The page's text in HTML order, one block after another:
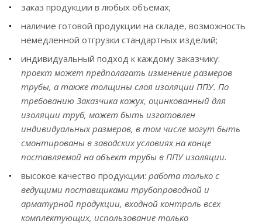
Персональные размеры
под ваш объект
Часто типовые размеры не подходят для сложных
инженерных узлов или фасонных элементов
(отводов, тройников, арматуры). В таких случаях
мы изготавливаем детали по чертежам заказчика.
Завод принимает заявки любой сложности:
изготовление кожухов из оцинкованной стали
проходит под контролем квалифицированных
инженеров. Все фасонные элементы идеально
стыкуются с прямыми участками трассы,
обеспечивая полную герметичность системы.
заказ продукции в любых объемах;
наличие готовой продукции на складе, возможность
немедленной отгрузки стандартных изделий;
индивидуальный подход к каждому заказчику:
проект может предполагать изменение размеров
трубы, а также толщины слоя изоляции ППУ. По
требованию Заказчика кожух, оцинкованный для
изоляции труб, может быть изготовлен
индивидуальных размеров, в том числе могут быть
смонтированы в заводских условиях на конце
поставляемой на объект трубы в ППУ изоляции.
высокое качество продукции: работа только с
ведущими поставщиками трубопроводной и
арматурной продукции, входной контроль всех
комплектующих, использование только